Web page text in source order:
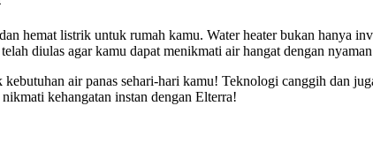
hemat listrik untuk rumah kamu. Water heater bukan hanya
diulas agar kamu dapat menikmati air hangat dengan
air panas sehari-hari kamu! Teknologi canggih dan
nikmati kehangatan instan dengan Elterra!